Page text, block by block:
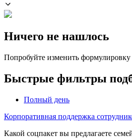
Ничего не нашлось
Попробуйте изменить
Быстрые фильтры
Полный день
Корпоративная поддержка
Какой соцпакет вы предлагаете